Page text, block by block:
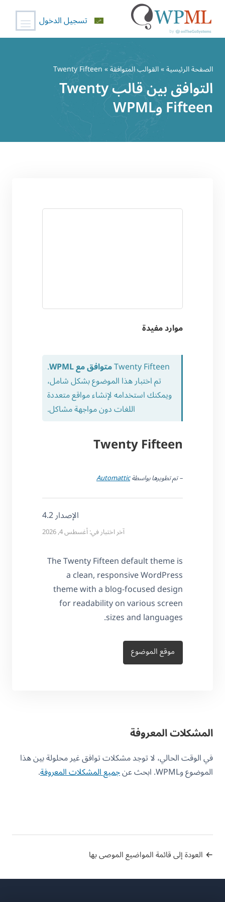
المحتوى
تسجيل الدخول
الصفحة الرئيسية»القوالب المتوافقة» Twenty Fifteen
التوافق بين قالب Twenty
Fifteen وWPML
موارد مفيدة
Twenty Fifteenمتوافق مع WPML
.
تم اختبار هذا الموضوع بشكل شامل،
ويمكنك استخدامه لإنشاء مواقع متعددة
اللغات دون مواجهة مشاكل.
Twenty Fifteen
– تم تطويرها بواسطةAutomattic
الإصدار 4.2
آخر اختبار في: أغسطس 4, 2026
The Twenty Fifteen default theme is
a clean, responsive WordPress
theme with a blog-focused design
for readability on various screen
sizes and languages.
موقع الموضوع
المشكلات المعروفة
في الوقت الحالي، لا توجد مشكلات توافق غير محلولة بين هذا
الموضوع وWPML. ابحث عن
جميع المشكلات المعروفة.
العودة إلى قائمة المواضيع الموصى بها